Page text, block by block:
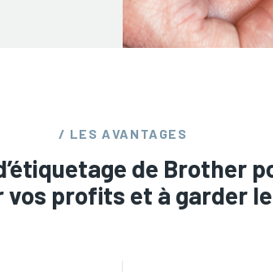
/ LES AVANTAGES
de Brother
profits et à garder